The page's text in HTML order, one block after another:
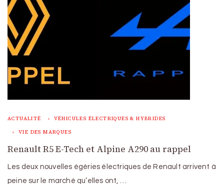
ACTUALITÉ VÉHICULES ÉLECTRIQUES & HYBRIDES
VIE DES MARQUES
Renault R5 E-Tech et Alpine A290 au rappel
Les deux nouvelles égéries électriques de Renault arrivent à
peine sur le marché qu’elles ont, …